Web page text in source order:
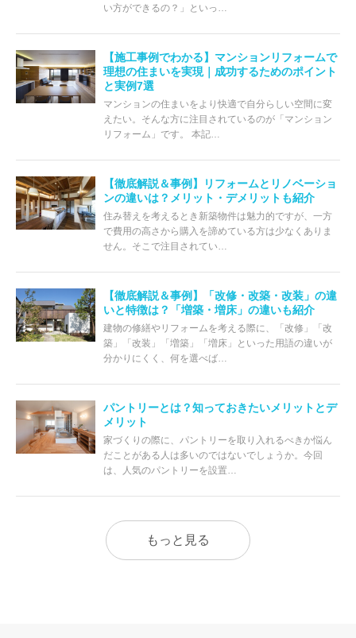
い方ができるの？」といっ…
【施工事例でわかる】マンションリフォームで
理想の住まいを実現｜成功するためのポイント
と実例7選
マンションの住まいをより快適で自分らしい空間に変
えたい。そんな方に注目されているのが「マンション
リフォーム」です。 本記…
【徹底解説＆事例】リフォームとリノベーショ
ンの違いは？メリット・デメリットも紹介
住み替えを考えるとき新築物件は魅力的ですが、一方
で費用の高さから購入を諦めている方は少なくありま
せん。そこで注目されてい…
【徹底解説＆事例】「改修・改築・改装」の違
いと特徴は？「増築・増床」の違いも紹介
建物の修繕やリフォームを考える際に、「改修」「改
築」「改装」「増築」「増床」といった用語の違いが
分かりにくく、何を選べば…
パントリーとは？知っておきたいメリットとデ
メリット
家づくりの際に、パントリーを取り入れるべきか悩ん
だことがある人は多いのではないでしょうか。今回
は、人気のパントリーを設置…
もっと見る